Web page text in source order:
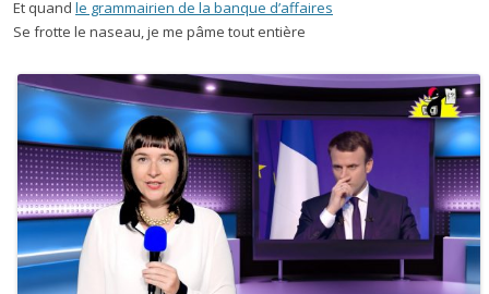
Et quand le grammairien de la banque d’affaires
Se frotte le naseau, je me pâme tout entière